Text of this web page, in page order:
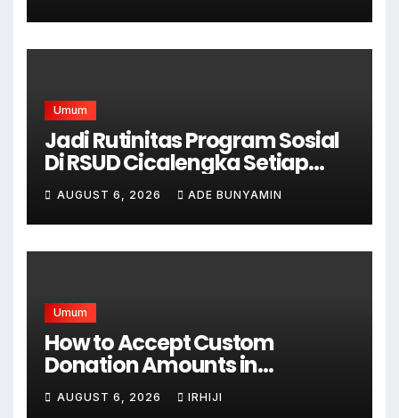
Umum
Jadi Rutinitas Program Sosial
Di RSUD Cicalengka Setiap
Bulan Gelar Sunatan Massal
Bagi Masyarakat Tidak
Mampu
AUGUST 6, 2026 ADE BUNYAMIN
Umum
How to Accept Custom
Donation Amounts in
WordPress with Stripe
AUGUST 6, 2026 IRHIJI